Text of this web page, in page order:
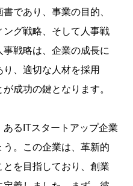
であり、事業の目的、
グ戦略、そして人事戦
戦略は、企業の成長に
、適切な人材を採用
成功の鍵となります。
るITスタートアップ企業
。この企業は、革新的
を目指しており、創業